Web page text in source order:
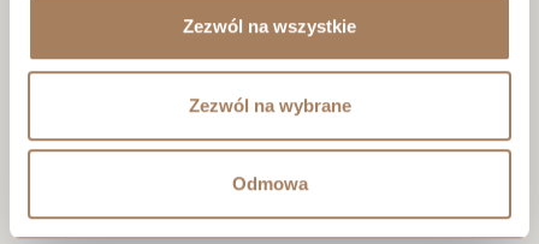
Zezwól na wszystkie
Zezwól na wybrane
Odmowa